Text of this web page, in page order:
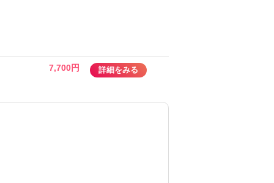
7,700円 詳細をみる